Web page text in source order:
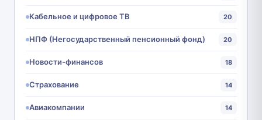
Кабельное и цифровое ТВ 20
НПФ (Негосударственный пенсионный фонд) 20
Новости-финансов 18
Страхование 14
Авиакомпании 14